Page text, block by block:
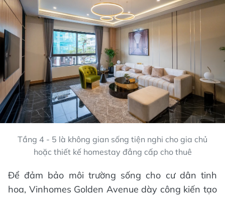
Tầng 4 - 5 là không gian sống tiện nghi cho gia chủ
hoặc thiết kế homestay đẳng cấp cho thuê
Để đảm bảo môi trường sống cho cư dân tinh
hoa, Vinhomes Golden Avenue dày công kiến tạo